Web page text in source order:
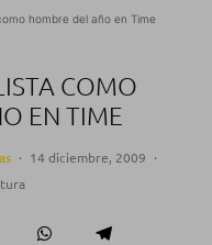
hombre del año en Time
COMO
EN TIME
· 14 diciembre, 2009 ·